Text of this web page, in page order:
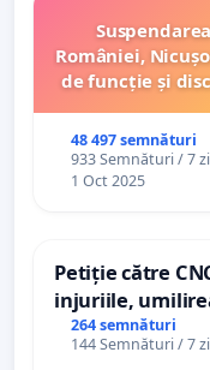
României,
de funcție și
48 497 semnături
933 Semnături / 7
1 Oct 2025
Petiție către
injuriile,
persoanelor cu
către
264 semnături
144 Semnături / 7